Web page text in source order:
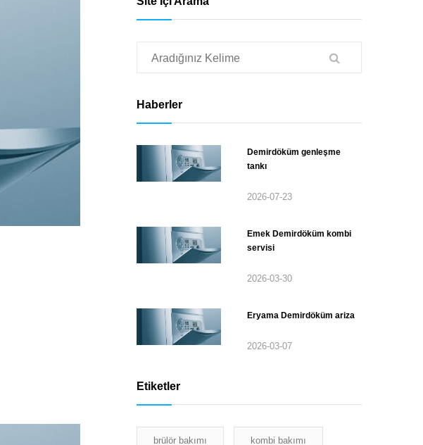
Haberler
Demirdöküm genleşme
tankı
2026-07-23
Emek Demirdöküm kombi
servisi
2026-03-30
Eryama Demirdöküm ariza
2026-03-07
Etiketler
brülör bakımı kombi bakımı